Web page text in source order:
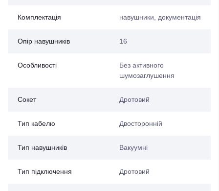
Комплектація навушники, документація
Опір навушників 16
Особливості
Без активного
шумозаглушення
Сокет Дротовий
Тип кабелю Двосторонній
Тип навушників Вакуумні
Тип підключення Дротовий